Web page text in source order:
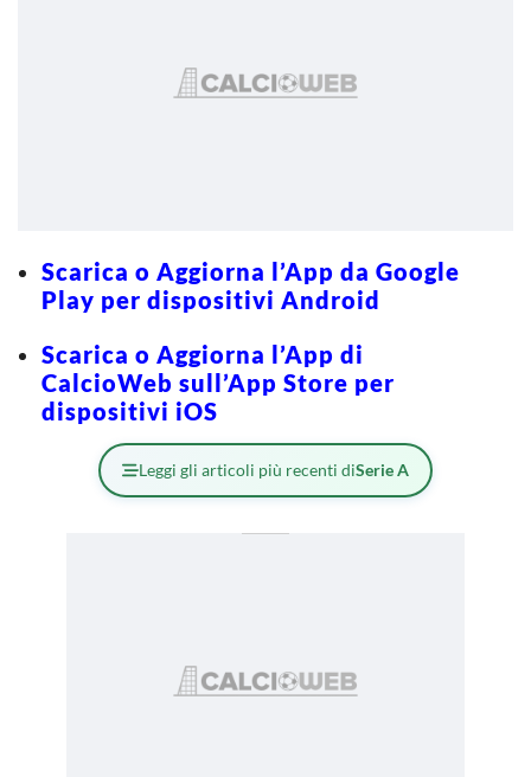
Scarica o Aggiorna l’App da Google
Play per dispositivi Android
Scarica o Aggiorna l’App di
CalcioWeb sull’App Store per
dispositivi iOS
Leggi gli articoli più recenti diSerie A